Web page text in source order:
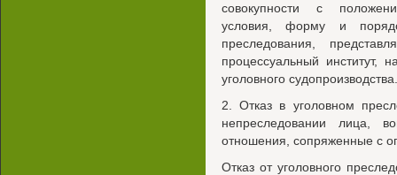
совокупности с
условия, форму и
преследования,
процессуальный институт,
уголовного судопроизводства.
2. Отказ в уголовном
непреследовании лица,
отношения, сопряженные с
Отказ от уголовного